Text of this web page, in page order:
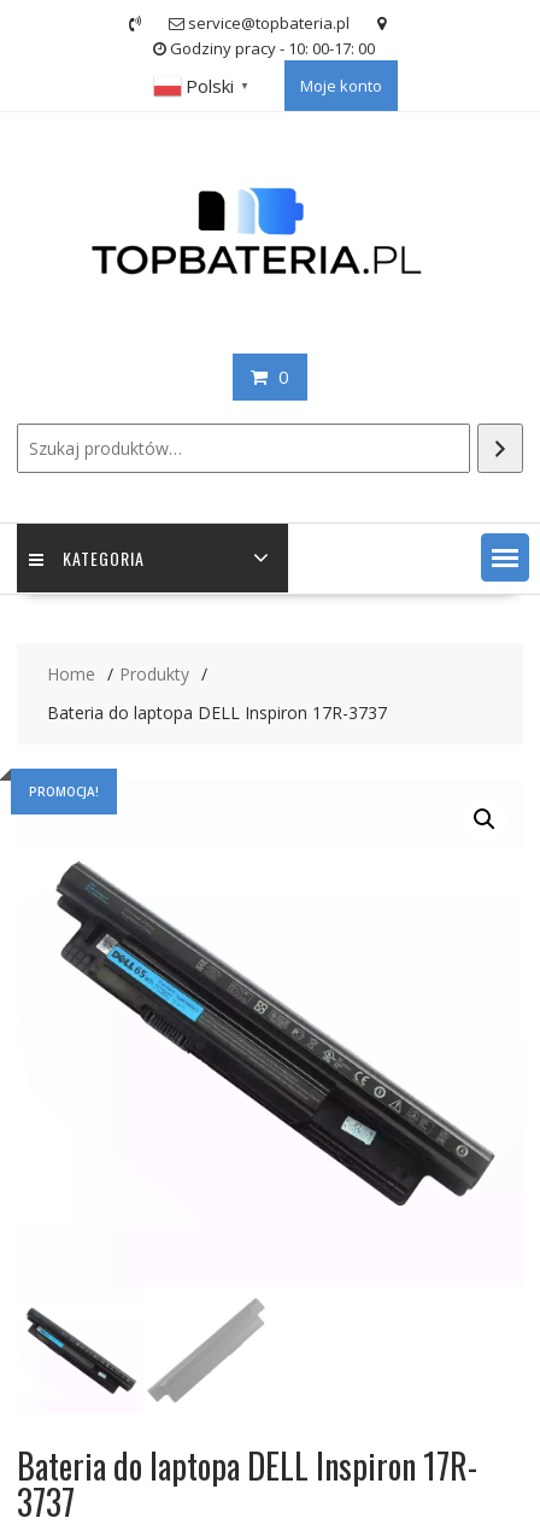
service@topbateria.pl
Godziny pracy - 10: 00-17: 00
Polski ▼ Moje konto
0
KATEGORIA
Home
Produkty
Bateria do laptopa DELL Inspiron 17R-3737
PROMOCJA!
Bateria do laptopa DELL Inspiron 17R-
3737